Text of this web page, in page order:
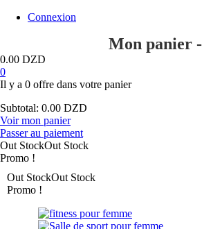
Connexion
Mon panier -
0.00 DZD
0
Il y a 0 offre dans votre panier
Subtotal: 0.00 DZD
Voir mon panier
Passer au paiement
Out StockOut Stock
Promo !
Out StockOut Stock
Promo !